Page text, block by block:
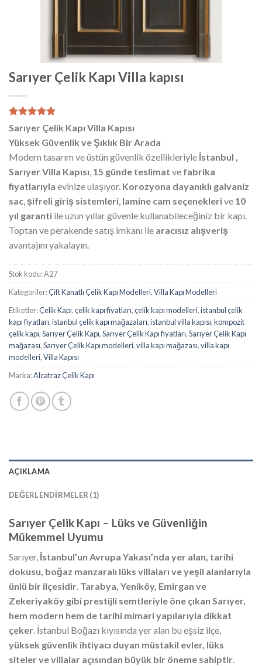
Sarıyer Çelik Kapı Villa kapısı
1
müşteri
puanına
dayanarak
5 üzerinden
5.00puan
aldı
Sarıyer Çelik Kapı Villa Kapısı
Yüksek Güvenlik ve Şıklık Bir Arada
Modern tasarım ve üstün güvenlik özellikleriyle İstanbul ,
Sarıyer Villa Kapısı, 15 günde teslimat ve fabrika
fiyatlarıyla evinize ulaşıyor. Korozyona dayanıklı galvaniz
sac,şifreli giriş sistemleri, lamine cam seçeneklerive 10
yıl garanti ile uzun yıllar güvenle kullanabileceğiniz bir kapı.
Toptan ve perakende satış imkanı ile aracısız alışveriş
avantajını yakalayın.
Stok kodu:A27
Kategoriler:Çift Kanatlı Çelik Kapı Modelleri,Villa Kapı Modelleri
Etiketler:Çelik Kapı,çelik kapı fiyatları,çelik kapı modelleri,istanbul çelik
kapı fiyatları,istanbul çelik kapı mağazaları,istanbul villa kapısı,kompozit
çelik kapı,Sarıyer Çelik Kapı,Sarıyer Çelik Kapı fiyatları,Sarıyer Çelik Kapı
mağazası,Sarıyer Çelik Kapı modelleri,villa kapı mağazası,villa kapı
modelleri,Villa Kapısı
Marka:Alcatraz Çelik Kapı
AÇIKLAMA
DEĞERLENDIRMELER (1)
Sarıyer Çelik Kapı – Lüks ve Güvenliğin
Mükemmel Uyumu
Sarıyer, İstanbul’un Avrupa Yakası’nda yer alan, tarihi
dokusu, boğaz manzaralı lüks villaları ve yeşil alanlarıyla
ünlü bir ilçesidir. Tarabya, Yeniköy, Emirgan ve
Zekeriyaköy gibi prestijli semtleriyle öne çıkan Sarıyer,
hem modern hem de tarihi mimari yapılarıyla dikkat
çeker. İstanbul Boğazı kıyısında yer alan bu eşsiz ilçe,
yüksek güvenlik ihtiyacı duyan müstakil evler, lüks
siteler ve villalar açısından büyük bir öneme sahiptir.